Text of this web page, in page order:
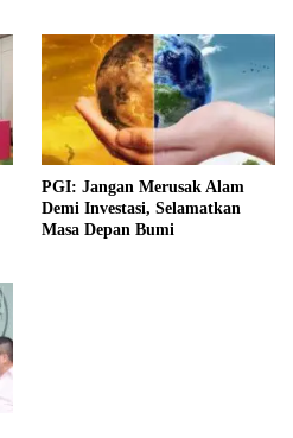
PGI: Jangan Merusak Alam
Demi Investasi, Selamatkan
Masa Depan Bumi